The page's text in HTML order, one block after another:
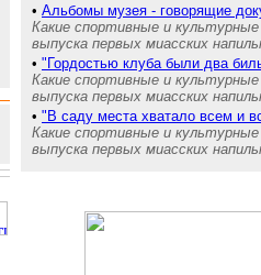
• Альбомы музея - говорящие
Какие спортивные и
выпуска первых миасских
• "Гордостью клуба были два
Какие спортивные и
выпуска первых миасских
• "В саду места хватало всем и
Какие спортивные и
выпуска первых миасских